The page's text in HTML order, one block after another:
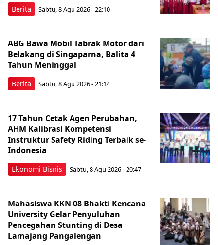
Berita Sabtu, 8 Agu 2026 - 22:10
Berita
ABG Bawa Mobil Tabrak Motor dari
Belakang di Singaparna, Balita 4
Tahun Meninggal
Sabtu, 8 Agu 2026 - 21:14
Ekonomi Bisnis
17 Tahun Cetak Agen Perubahan,
AHM Kalibrasi Kompetensi
Instruktur Safety Riding Terbaik se-
Indonesia
Sabtu, 8 Agu 2026 - 20:47
Mahasiswa KKN 08 Bhakti Kencana
University Gelar Penyuluhan
Pencegahan Stunting di Desa
Lamajang Pangalengan